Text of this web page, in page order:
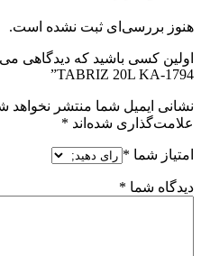
هنوز بررسی‌ای ثبت نشده است.
اولین کسی باشید که دیدگاهی
TABRIZ 20L KA-1794”
نشانی ایمیل شما منتشر نخواهد
علامت‌گذاری شده‌اند *
امتیاز شما *
دیدگاه شما *